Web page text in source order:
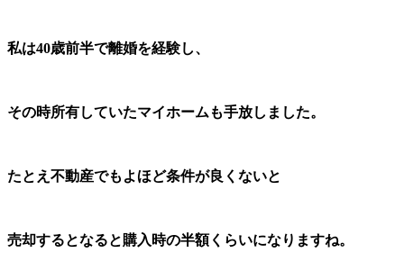
私は40歳前半で離婚を経験し、
その時所有していたマイホームも手放しました。
たとえ不動産でもよほど条件が良くないと
売却するとなると購入時の半額くらいになりますね。